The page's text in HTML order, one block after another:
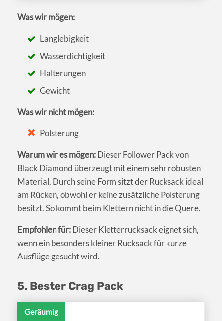
Was wir mögen:
Langlebigkeit
Wasserdichtigkeit
Halterungen
Gewicht
Was wir nicht mögen:
Polsterung
Warum wir es mögen:Dieser Follower Pack von
Black Diamond überzeugt mit einem sehr robusten
Material. Durch seine Form sitzt der Rucksack ideal
am Rücken, obwohl er keine zusätzliche Polsterung
besitzt. So kommt beim Klettern nicht in die Quere.
Empfohlen für:Dieser Kletterrucksack eignet sich,
wenn ein besonders kleiner Rucksack für kurze
Ausflüge gesucht wird.
5. Bester Crag Pack
Geräumig